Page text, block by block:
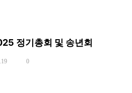
정기총회 및 송년회
0